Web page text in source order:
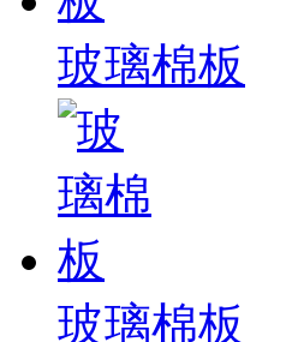
玻璃棉板
玻璃棉板